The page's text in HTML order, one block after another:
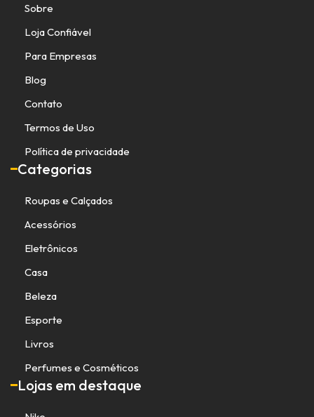
Sobre
Loja Confiável
Para Empresas
Blog
Contato
Termos de Uso
Política de privacidade
Categorias
Roupas e Calçados
Acessórios
Eletrônicos
Casa
Beleza
Esporte
Livros
Perfumes e Cosméticos
Lojas em destaque